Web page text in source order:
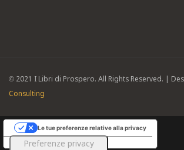
© 2021 I Libri di Prospero. All Rights Reserved. |
Consulting
Informativa sulla raccolta
Le tue preferenze relative alla privacy